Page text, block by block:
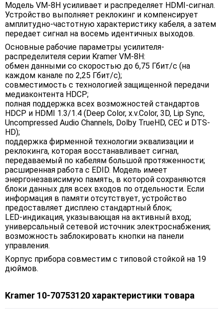
Модель VM-8H усиливает и распределяет HDMI-сигнал.
Устройство выполняет реклокинг и компенсирует
амплитудно-частотную характеристику кабеля, а затем
передает сигнал на восемь идентичных выходов.
Основные рабочие параметры усилителя-
распределителя серии Kramer VM-8H:
обмен данными со скоростью до 6,75 Гбит/с (на
каждом канале по 2,25 Гбит/с);
совместимость с технологией защищенной передачи
медиаконтента HDCP;
полная поддержка всех возможностей стандартов
HDCP и HDMI 1.3/1.4 (Deep Color, x.v.Color, 3D, Lip Sync,
Uncompressed Audio Channels, Dolby TrueHD, CEC и DTS-
HD);
поддержка фирменной технологии эквализации и
реклокинга, которая восстанавливает сигнал,
передаваемый по кабелям большой протяженности;
расширенная работа с EDID. Модель имеет
энергонезависимую память, в которой сохраняются
блоки данных для всех входов по отдельности. Если
информация в памяти отсутствует, устройство
предоставляет дисплею стандартный блок;
LED-индикация, указывающая на активный вход;
универсальный сетевой источник электроснабжения;
возможность заблокировать кнопки на панели
управления.
Корпус прибора совместим с типовой стойкой на 19
дюймов.
Kramer 10-70753120 характеристики товара